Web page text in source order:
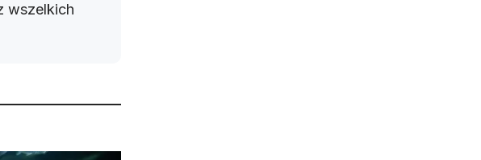
wszelkich